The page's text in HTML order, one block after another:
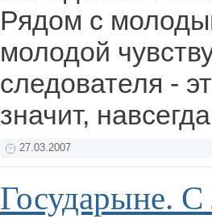
Рядом с
молодой
следователя -
значит,
27.03.2007
Государыне.